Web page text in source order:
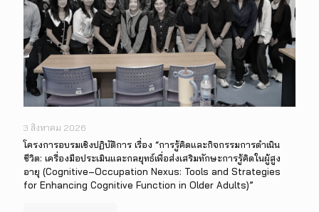
3 สิงหาคม 2026
โครงการอบรมเชิงปฏิบัติการ เรื่อง “การรู้คิดและกิจกรรมการดำเนิน
ชีวิต: เครื่องมือประเมินและกลยุทธ์เพื่อส่งเสริมทักษะการรู้คิดในผู้สูง
อายุ (Cognitive–Occupation Nexus: Tools and Strategies
for Enhancing Cognitive Function in Older Adults)”